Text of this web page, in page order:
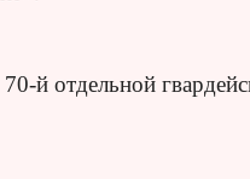
й отдельной